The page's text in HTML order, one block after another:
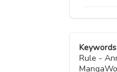
Rule -